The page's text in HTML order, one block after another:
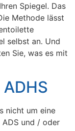
Spiegel. Das
Methode lässt
selbst an. Und
Sie, was es mit
nicht um eine
und / oder